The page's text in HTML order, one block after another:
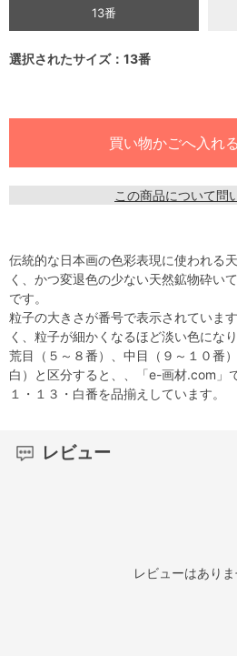
13番
選択されたサイズ：13番
この商品について問
伝統的な日本画の色彩表現に使われる
く、かつ変退色の少ない天然鉱物砕い
です。
粒子の大きさが番号で表示されていま
く、粒子が細かくなるほど淡い色になり
荒目（５～８番）、中目（９～１０番
白）と区分すると、、「e-画材.com」
１・１３・白番を品揃えしています。
レビュー
レビューはありま